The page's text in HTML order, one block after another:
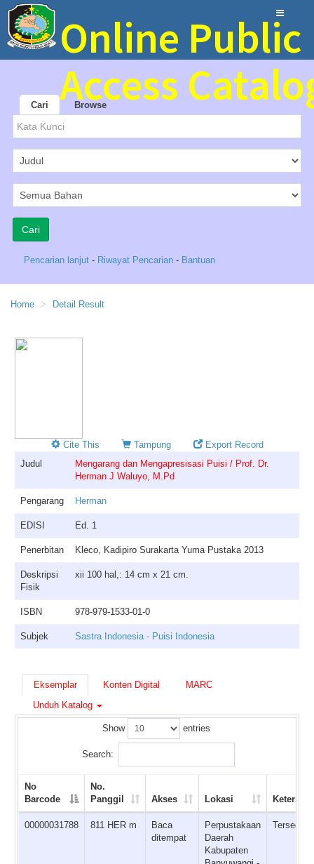
Online Public
Access
Perpustakaan Umum Kabupaten Banyuwangi
Cari Browse
Pencarian lanjut - Riwayat Pencarian - Bantuan
Home Detail Result
Cite This Tampung
Export Record
Judul
Mengarang dan Mengapresisasi Puisi / Prof. Dr.
Herman J Waluyo, M.Pd
Pengarang Herman
EDISI Ed. 1
Penerbitan Kleco, Kadipiro Surakarta Yuma Pustaka 2013
Deskripsi
Fisik
xii 100 hal,: 14 cm x 21 cm.
ISBN 978-979-1533-01-0
Subjek Sastra Indonesia - Puisi Indonesia
Eksemplar Konten Digital
MARC
Unduh Katalog
Show entries
Search:
No
Barcode
No.
Panggil
Akses Lokasi
00000031788 811 HER m
Baca
ditempat
Perpustakaan
Daerah
Kabupaten
Tersedia